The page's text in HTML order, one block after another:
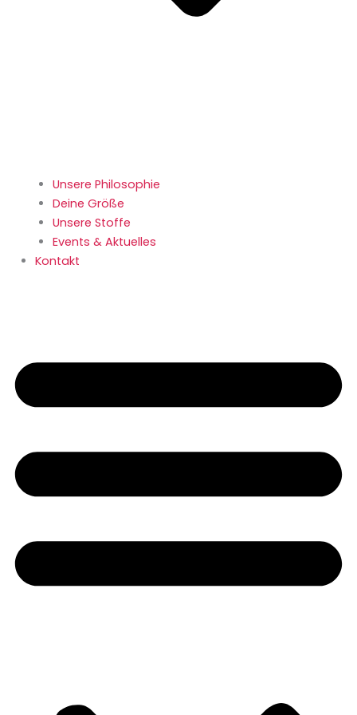
Unsere Philosophie
Deine Größe
Unsere Stoffe
Events & Aktuelles
Kontakt